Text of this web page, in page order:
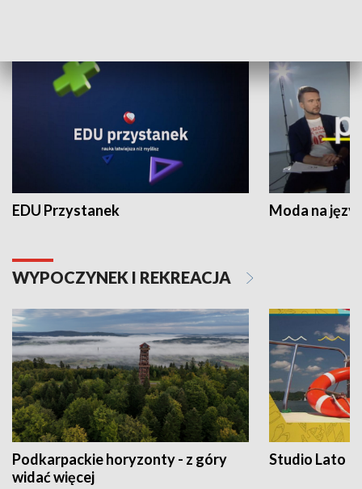
EDU Przystanek Moda na
WYPOCZYNEK I REKREACJA
Podkarpackie horyzonty - z góry
widać więcej
Studio Lato